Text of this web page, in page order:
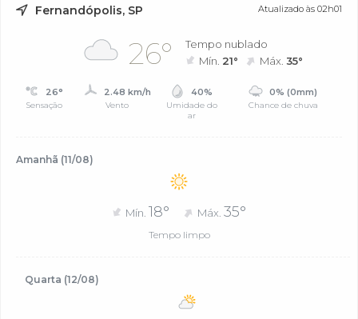
Fernandópolis, SP Atualizado às 02h01
26°
Tempo nublado
Mín. 21° Máx.35°
26°
Sensação
2.48 km/h
Vento
40%
Umidade do
ar
0% (0mm)
Chance de chuva
Amanhã (11/08)
Mín. 18° Máx. 35°
Tempo limpo
Quarta (12/08)